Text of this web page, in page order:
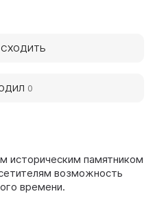
историческим памятником
возможность
времени.
0